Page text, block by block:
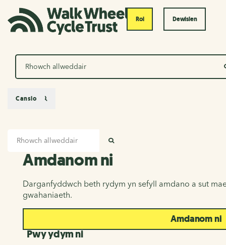
Roi Dewislen
Chwilio
Amdanom ni
Amdanom ni
Darganfyddwch beth rydym yn sefyll amdano a sut
gwahaniaeth.
Amdanom ni
Pwy ydym ni
Canslo